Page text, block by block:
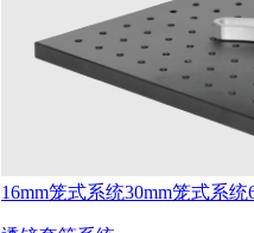
16mm笼式系统30mm笼式系统